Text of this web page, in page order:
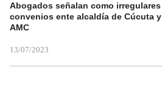
Abogados señalan como irregulares
convenios ente alcaldía de Cúcuta y
AMC
13/07/2023